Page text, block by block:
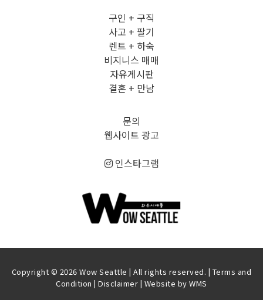
구인 + 구직
사고 + 팔기
렌트 + 하숙
비지니스 매매
자유게시판
결혼 + 만남
문의
웹사이트 광고
인스타그램
Copyright © 2026 Wow Seattle | All rights reserved. | Terms and
Condition |Disclaimer | Website byWMS